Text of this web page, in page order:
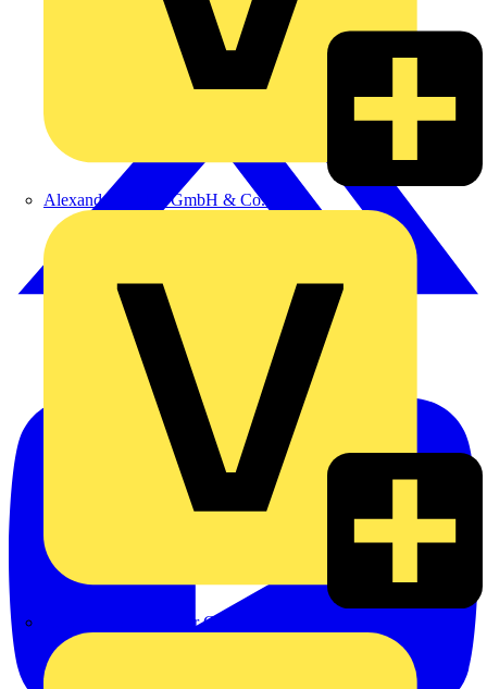
Alexander Bürkle GmbH & Co. KG
eldis electro distributor GmbH